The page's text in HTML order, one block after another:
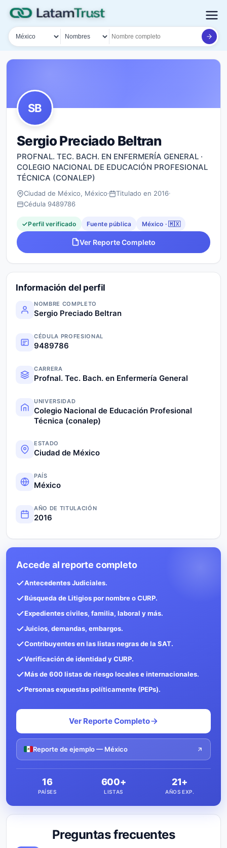
País
Tipo de búsqueda
Nombre o documento
SB
Sergio Preciado Beltran
PROFNAL. TEC. BACH. EN ENFERMERÍA GENERAL ·
COLEGIO NACIONAL DE EDUCACIÓN PROFESIONAL
TÉCNICA (CONALEP)
Ciudad de México, México
Titulado en 2016
Cédula 9489786
Perfil verificado Fuente pública México · 🇲🇽
Ver Reporte Completo
Información del perfil
NOMBRE COMPLETO
Sergio Preciado Beltran
CÉDULA PROFESIONAL
9489786
CARRERA
Profnal. Tec. Bach. en Enfermería General
UNIVERSIDAD
Colegio Nacional de Educación Profesional
Técnica (conalep)
ESTADO
Ciudad de México
PAÍS
México
AÑO DE TITULACIÓN
2016
Preguntas frecuentes
Accede al reporte completo
Antecedentes Judiciales.
Búsqueda de Litigios por nombre o CURP.
Expedientes civiles, familia, laboral y más.
Juicios, demandas, embargos.
Contribuyentes en las listas negras de la SAT.
Verificación de identidad y CURP.
Más de 600 listas de riesgo locales e internacionales.
Personas expuestas políticamente (PEPs).
Ver Reporte Completo
Reporte de ejemplo — México
16
PAÍSES
600+
LISTAS
21+
AÑOS EXP.